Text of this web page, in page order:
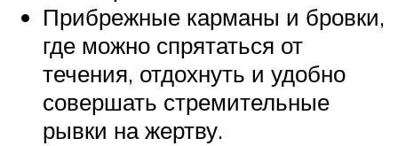
Прибрежные карманы и бровки,
где можно спрятаться от
течения, отдохнуть и удобно
совершать стремительные
рывки на жертву.